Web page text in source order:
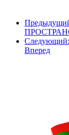
Вперед